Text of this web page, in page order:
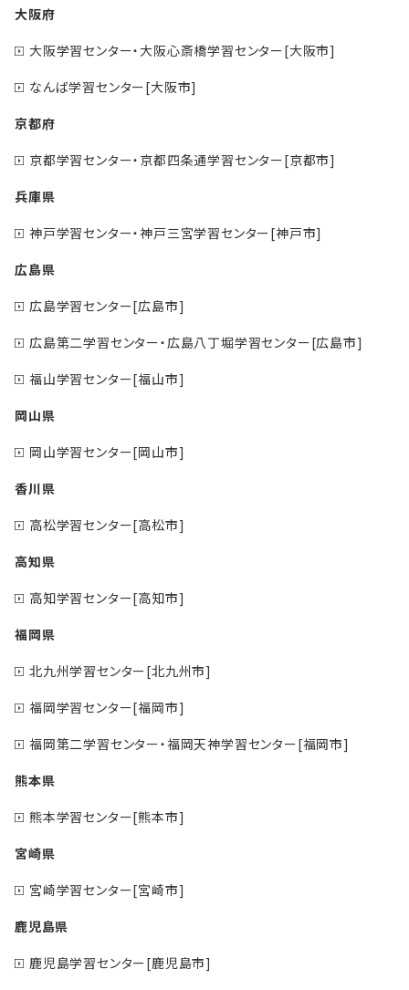
大阪府
大阪学習センター・大阪心斎橋学習センター[大阪市]
なんば学習センター[大阪市]
京都府
京都学習センター・京都四条通学習センター[京都市]
兵庫県
神戸学習センター・神戸三宮学習センター[神戸市]
広島県
広島学習センター[広島市]
広島第二学習センター・広島八丁堀学習センター[広島市]
福山学習センター[福山市]
岡山県
岡山学習センター[岡山市]
香川県
高松学習センター[高松市]
高知県
高知学習センター[高知市]
福岡県
北九州学習センター[北九州市]
福岡学習センター[福岡市]
福岡第二学習センター・福岡天神学習センター[福岡市]
熊本県
熊本学習センター[熊本市]
宮崎県
宮崎学習センター[宮崎市]
鹿児島県
鹿児島学習センター[鹿児島市]